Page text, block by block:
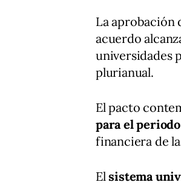
La aprobación
acuerdo
universidades
plurianual.
El pacto
para el
financiera de
Elsistema